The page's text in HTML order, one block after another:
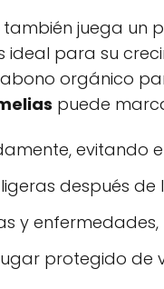
juega un
para su
orgánico
puede
evitando
después
y
protegido de